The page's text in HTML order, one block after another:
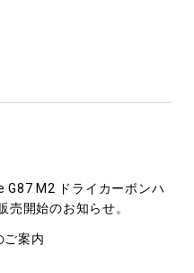
M2 ドライカーボンハ
売開始のお知らせ。
ご案内